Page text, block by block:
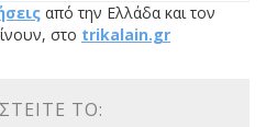
από την Ελλάδα και τον
στο trikalain.gr
ΤΟ: